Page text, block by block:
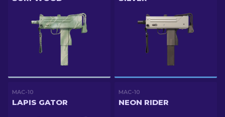
MAC-10
LAPIS GATOR
MAC-10
NEON RIDER